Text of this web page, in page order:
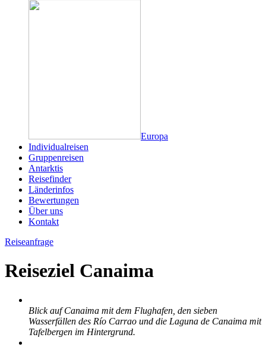
Europa
Individualreisen
Gruppenreisen
Antarktis
Reisefinder
Länderinfos
Bewertungen
Über uns
Kontakt
Reiseanfrage
Reiseziel Canaima
Blick auf Canaima mit dem Flughafen, den sieben
Wasserfällen des Río Carrao und die Laguna de Canaima mit
Tafelbergen im Hintergrund.